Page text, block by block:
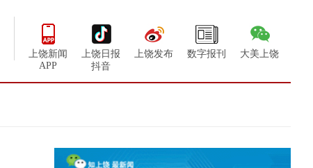
上饶新闻
APP
上饶日报
抖音
上饶发布 数字报刊 大美上饶